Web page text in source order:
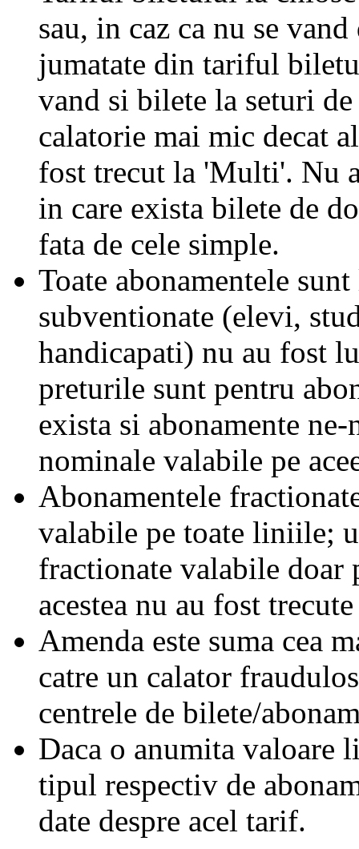
sau, in caz ca nu se
jumatate din tariful
vand si bilete la seturi
calatorie mai mic decat
fost trecut la 'Multi'. Nu
in care exista bilete de
fata de cele simple.
Toate abonamentele
subventionate (elevi,
handicapati) nu au fost
preturile sunt pentru
exista si abonamente
nominale valabile pe
Abonamentele
valabile pe toate liniile;
fractionate valabile doar
acestea nu au fost
Amenda este suma cea
catre un calator
centrele de bilete/
Daca o anumita valoare
tipul respectiv de
date despre acel tarif.